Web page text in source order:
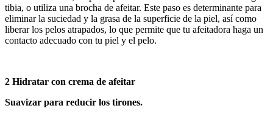
tibia, o utiliza una brocha de afeitar. Este paso es determinante para
eliminar la suciedad y la grasa de la superficie de la piel, así como
liberar los pelos atrapados, lo que permite que tu afeitadora haga un
contacto adecuado con tu piel y el pelo.
2 Hidratar con crema de afeitar
Suavizar para reducir los tirones.